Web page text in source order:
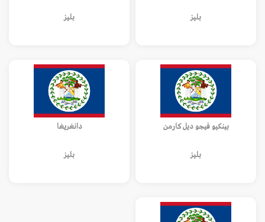
بليز بليز
بينكيو فيجو ديل كارمن
بليز
دانغريغا
بليز